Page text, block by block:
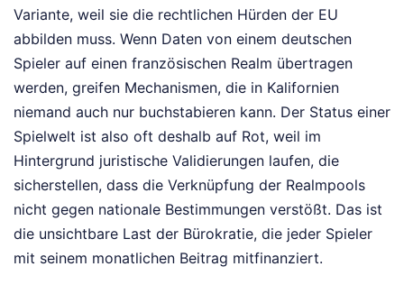
Variante, weil sie die rechtlichen Hürden der EU
abbilden muss. Wenn Daten von einem deutschen
Spieler auf einen französischen Realm übertragen
werden, greifen Mechanismen, die in Kalifornien
niemand auch nur buchstabieren kann. Der Status einer
Spielwelt ist also oft deshalb auf Rot, weil im
Hintergrund juristische Validierungen laufen, die
sicherstellen, dass die Verknüpfung der Realmpools
nicht gegen nationale Bestimmungen verstößt. Das ist
die unsichtbare Last der Bürokratie, die jeder Spieler
mit seinem monatlichen Beitrag mitfinanziert.